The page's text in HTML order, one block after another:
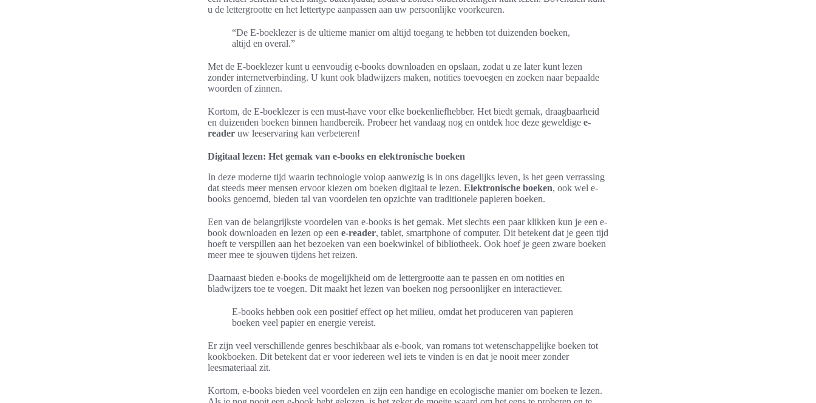
u de lettergrootte en het lettertype aanpassen aan uw persoonlijke voorkeuren.
“De E-boeklezer is de ultieme manier om altijd toegang te hebben tot duizenden boeken,
altijd en overal.”
Met de E-boeklezer kunt u eenvoudig e-books downloaden en opslaan, zodat u ze later kunt lezen
zonder internetverbinding. U kunt ook bladwijzers maken, notities toevoegen en zoeken naar bepaalde
woorden of zinnen.
Kortom, de E-boeklezer is een must-have voor elke boekenliefhebber. Het biedt gemak, draagbaarheid
en duizenden boeken binnen handbereik. Probeer het vandaag nog en ontdek hoe deze geweldige e-
reader uw leeservaring kan verbeteren!
Digitaal lezen: Het gemak van e-books en elektronische boeken
In deze moderne tijd waarin technologie volop aanwezig is in ons dagelijks leven, is het geen verrassing
dat steeds meer mensen ervoor kiezen om boeken digitaal te lezen. Elektronische boeken, ook wel e-
books genoemd, bieden tal van voordelen ten opzichte van traditionele papieren boeken.
Een van de belangrijkste voordelen van e-books is het gemak. Met slechts een paar klikken kun je een e-
book downloaden en lezen op een e-reader, tablet, smartphone of computer. Dit betekent dat je geen tijd
hoeft te verspillen aan het bezoeken van een boekwinkel of bibliotheek. Ook hoef je geen zware boeken
meer mee te sjouwen tijdens het reizen.
Daarnaast bieden e-books de mogelijkheid om de lettergrootte aan te passen en om notities en
bladwijzers toe te voegen. Dit maakt het lezen van boeken nog persoonlijker en interactiever.
E-books hebben ook een positief effect op het milieu, omdat het produceren van papieren
boeken veel papier en energie vereist.
Er zijn veel verschillende genres beschikbaar als e-book, van romans tot wetenschappelijke boeken tot
kookboeken. Dit betekent dat er voor iedereen wel iets te vinden is en dat je nooit meer zonder
leesmateriaal zit.
Kortom, e-books bieden veel voordelen en zijn een handige en ecologische manier om boeken te lezen.